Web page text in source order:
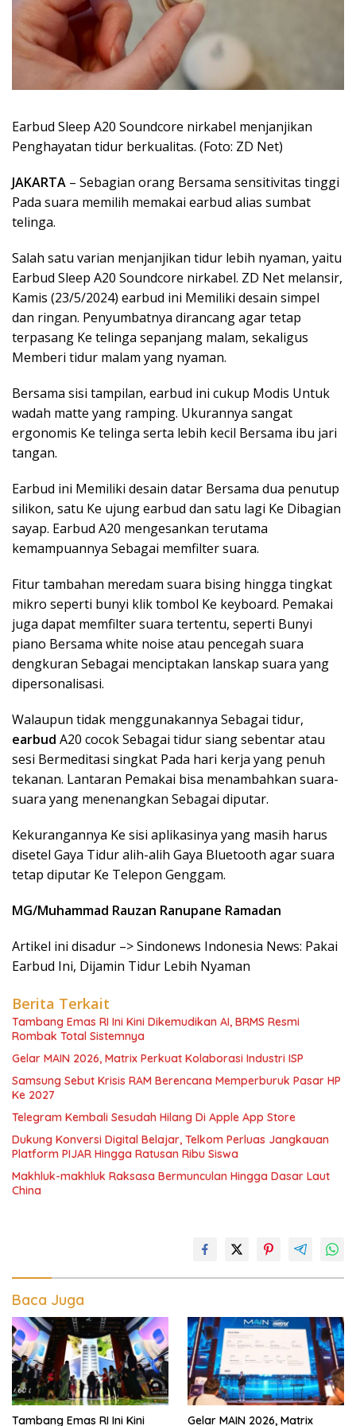
Earbud Sleep A20 Soundcore nirkabel menjanjikan
Penghayatan tidur berkualitas. (Foto: ZD Net)
JAKARTA – Sebagian orang Bersama sensitivitas tinggi
Pada suara memilih memakai earbud alias sumbat
telinga.
Salah satu varian menjanjikan tidur lebih nyaman, yaitu
Earbud Sleep A20 Soundcore nirkabel. ZD Net melansir,
Kamis (23/5/2024) earbud ini Memiliki desain simpel
dan ringan. Penyumbatnya dirancang agar tetap
terpasang Ke telinga sepanjang malam, sekaligus
Memberi tidur malam yang nyaman.
Bersama sisi tampilan, earbud ini cukup Modis Untuk
wadah matte yang ramping. Ukurannya sangat
ergonomis Ke telinga serta lebih kecil Bersama ibu jari
tangan.
Earbud ini Memiliki desain datar Bersama dua penutup
silikon, satu Ke ujung earbud dan satu lagi Ke Dibagian
sayap. Earbud A20 mengesankan terutama
kemampuannya Sebagai memfilter suara.
Fitur tambahan meredam suara bising hingga tingkat
mikro seperti bunyi klik tombol Ke keyboard. Pemakai
juga dapat memfilter suara tertentu, seperti Bunyi
piano Bersama white noise atau pencegah suara
dengkuran Sebagai menciptakan lanskap suara yang
dipersonalisasi.
Walaupun tidak menggunakannya Sebagai tidur,
earbud A20 cocok Sebagai tidur siang sebentar atau
sesi Bermeditasi singkat Pada hari kerja yang penuh
tekanan. Lantaran Pemakai bisa menambahkan suara-
suara yang menenangkan Sebagai diputar.
Kekurangannya Ke sisi aplikasinya yang masih harus
disetel Gaya Tidur alih-alih Gaya Bluetooth agar suara
tetap diputar Ke Telepon Genggam.
MG/Muhammad Rauzan Ranupane Ramadan
Artikel ini disadur –> Sindonews Indonesia News: Pakai
Earbud Ini, Dijamin Tidur Lebih Nyaman
Berita Terkait
Tambang Emas RI Ini Kini Dikemudikan AI, BRMS Resmi
Rombak Total Sistemnya
Gelar MAIN 2026, Matrix Perkuat Kolaborasi Industri ISP
Samsung Sebut Krisis RAM Berencana Memperburuk Pasar HP
Ke 2027
Telegram Kembali Sesudah Hilang Di Apple App Store
Dukung Konversi Digital Belajar, Telkom Perluas Jangkauan
Platform PIJAR Hingga Ratusan Ribu Siswa
Makhluk-makhluk Raksasa Bermunculan Hingga Dasar Laut
China
Baca Juga
Tambang Emas RI Ini Kini Gelar MAIN 2026, Matrix